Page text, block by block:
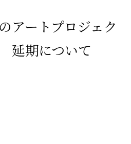
アートプロジェク
期について